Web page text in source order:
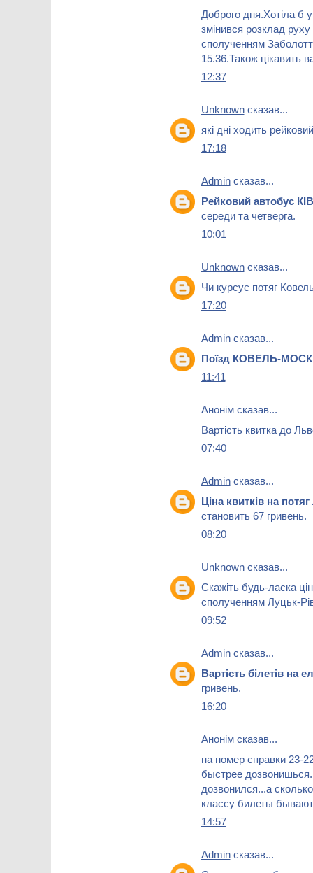
Доброго дня.Хотіла б
змінився розклад
сполученням
15.36.Також цікавить
12:37
Unknownсказав...
які дні ходить
17:18
Adminсказав...
Рейковий автобус
середи та четверга.
10:01
Unknownсказав...
Чи курсує потяг
17:20
Adminсказав...
Поїзд КОВЕЛЬ-
11:41
Анонім сказав...
Вартість квитка до
07:40
Adminсказав...
Ціна квитків на
становить 67 гривень.
08:20
Unknownсказав...
Скажіть будь-ласка
сполученням Луцьк-
09:52
Adminсказав...
Вартість білетів на
гривень.
16:20
Анонім сказав...
на номер справки 23-
быстрее
дозвонился...а
классу билеты
14:57
Adminсказав...